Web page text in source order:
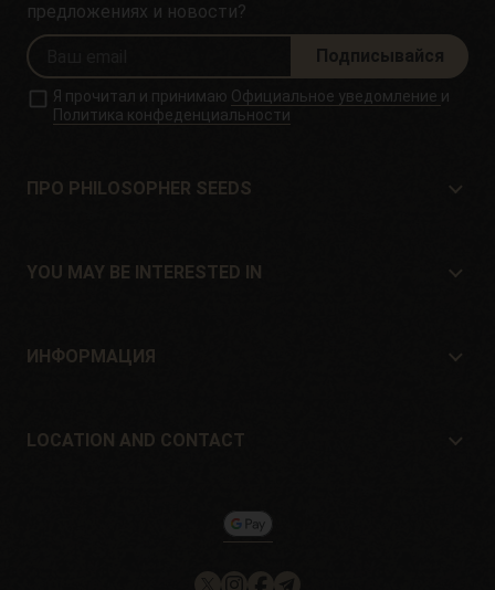
предложениях и новости?
Подписывайся
Я прочитал и принимаю Официальное уведомление и
Политика конфеденциальности
ПРО PHILOSOPHER SEEDS
Расположение и контакт
YOU MAY BE INTERESTED IN
Offers
ИНФОРМАЦИЯ
Guarantees and returns
Информация о файлах cookie на
LOCATION AND CONTACT
Pol. Industrial Pont del Príncep